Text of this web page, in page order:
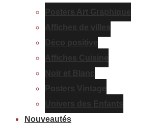
Posters Art Graphique
Affiches de villes
Déco positive
Affiches Cuisine
Noir et Blanc
Posters Vintage
Univers des Enfants
Nouveautés